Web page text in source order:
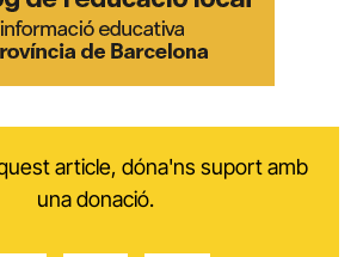
article, dóna'ns suport amb
una donació.